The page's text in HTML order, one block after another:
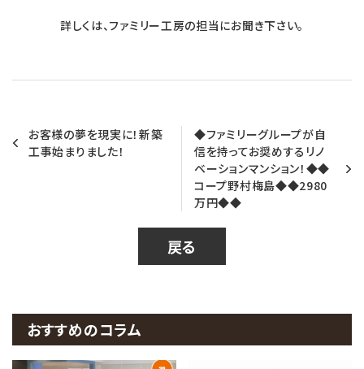
詳しくは、ファミリー工房の担当にお聞き下さい。
お客様の夢を現実に！新築
工事始まりました！
◆ファミリーグループが自
信を持ってお奨めするリノ
ベーションマンション！◆◆
コープ野村梅島◆◆2980
万円◆◆
戻る
おすすめのコラム